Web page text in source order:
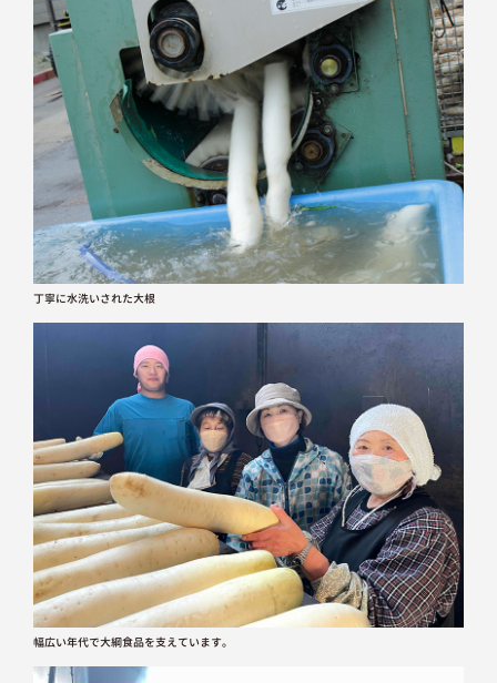
丁寧に水洗いされた大根
幅広い年代で大綱食品を支えています。